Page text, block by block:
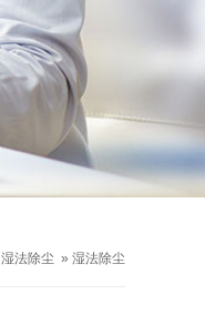
湿法除尘 » 湿法除尘